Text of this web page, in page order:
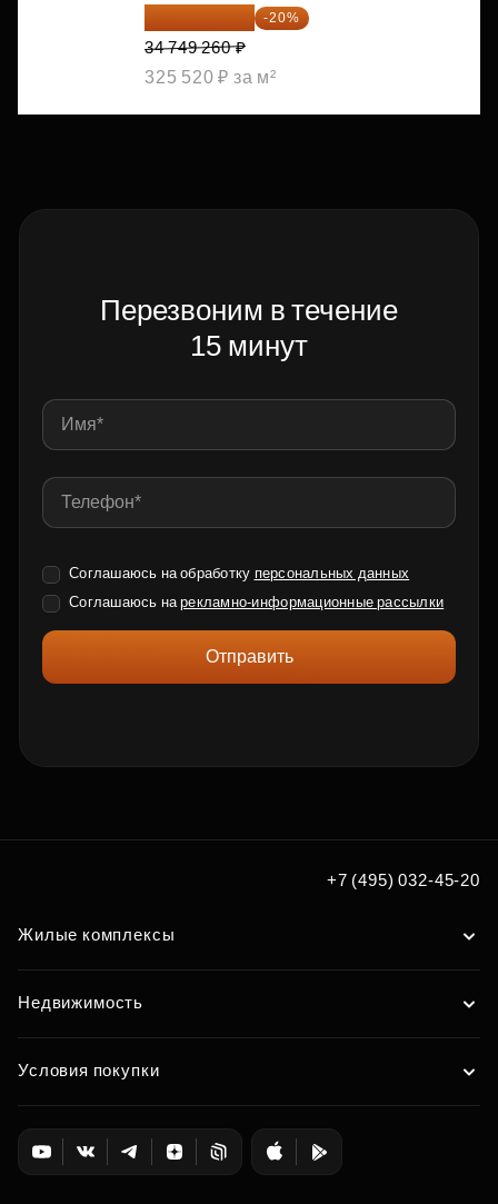
27 799 408 ₽ -20%
34 749 260 ₽
325 520 ₽ за м²
Перезвоним в течение
15 минут
Соглашаюсь на обработку персональных данных
Соглашаюсь нарекламно-информационные рассылки
Отправить
+7 (495) 032-45-20
Жилые комплексы
Недвижимость
Условия покупки